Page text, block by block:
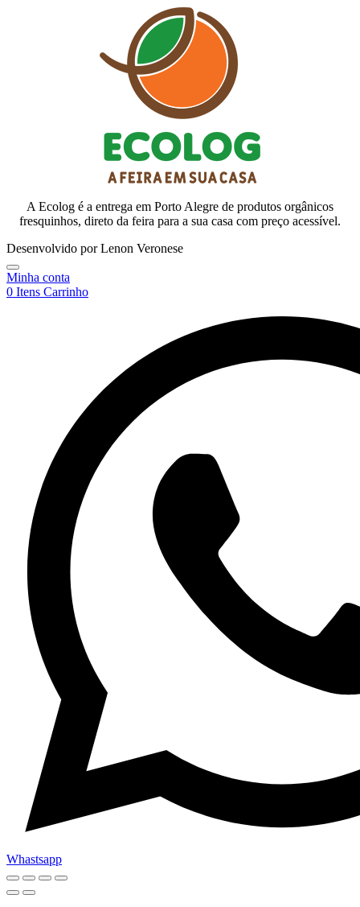
A Ecolog é a entrega em Porto Alegre de produtos orgânicos
fresquinhos, direto da feira para a sua casa com preço acessível.
Desenvolvido por Lenon Veronese
Minha conta
0 Itens Carrinho
Whastsapp